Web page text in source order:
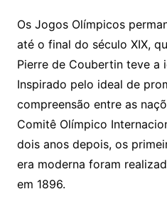
Os Jogos Olímpicos
até o final do século XIX,
Pierre de Coubertin teve a
Inspirado pelo ideal de
compreensão entre as
Comitê Olímpico
dois anos depois, os
era moderna foram
em 1896.